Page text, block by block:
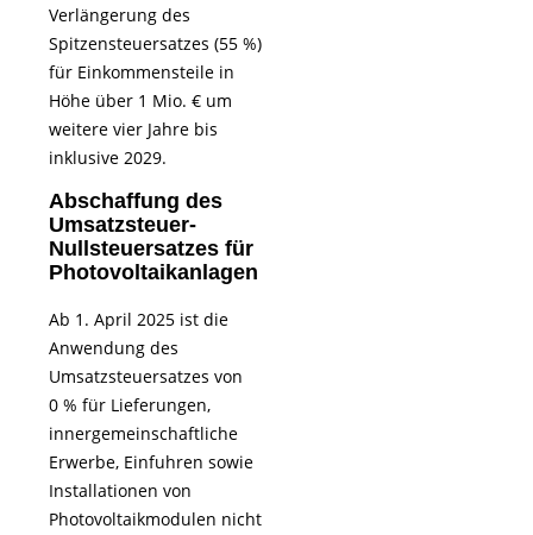
Verlängerung des
Spitzensteuersatzes (55 %)
für Einkommensteile in
Höhe über 1 Mio. € um
weitere vier Jahre bis
inklusive 2029.
Abschaffung des
Umsatzsteuer-
Nullsteuersatzes für
Photovoltaikanlagen
Ab 1. April 2025 ist die
Anwendung des
Umsatzsteuersatzes von
0 % für Lieferungen,
innergemeinschaftliche
Erwerbe, Einfuhren sowie
Installationen von
Photovoltaikmodulen nicht